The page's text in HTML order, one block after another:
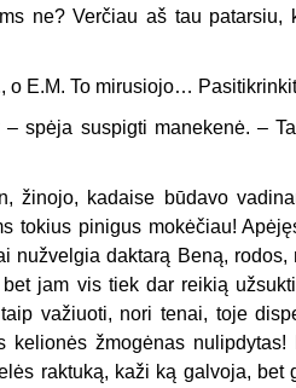
ne? Verčiau aš tau patarsiu,
o E.M. To mirusiojo…
spėja suspigti manekenė. –
žinojo, kadaise būdavo
tokius pinigus mokėčiau!
nužvelgia daktarą Beną,
jam vis tiek dar reikią
važiuoti, nori tenai, toje
kelionės žmogėnas
raktuką, kaži ką galvoja,